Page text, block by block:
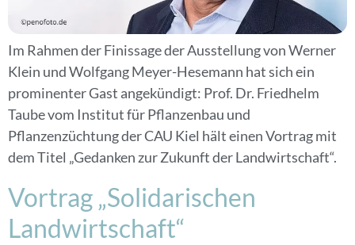
Im Rahmen der Finissage der Ausstellung von Werner
Klein und Wolfgang Meyer-Hesemann hat sich ein
prominenter Gast angekündigt: Prof. Dr. Friedhelm
Taube vom Institut für Pflanzenbau und
Pflanzenzüchtung der CAU Kiel hält einen Vortrag mit
dem Titel „Gedanken zur Zukunft der Landwirtschaft“.
Vortrag „Solidarischen
Landwirtschaft“